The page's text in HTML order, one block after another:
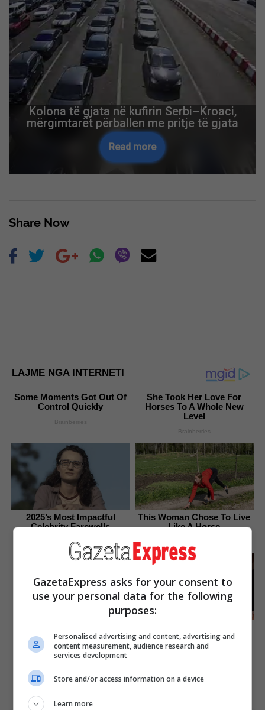
Kolona të gjata në kufirin Serbi–Kroaci,
mërgimtarët përballen me pritje të gjata
Read more
Share Now
LAJME NGA INTERNETI
Some Moments Got Out Of
Control Quickly
Brainberries
She Took Her Love For
Horses To A Whole New
Level
Brainberries
2025’s Most Impactful
Celebrity Farewells
Brainberries
This Woman Chose To Live
Like A Horse
Instagram Model's Quest
For Barbie Looks
Brainberries
Timberlake Moment That
Defined The 2000s?
GazetaExpress asks for your consent to
use your personal data for the following
purposes:
Personalised advertising and content, advertising and
content measurement, audience research and
services development
Store and/or access information on a device
Learn more